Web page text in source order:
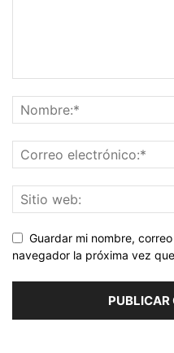
Guardar mi nombre,
navegador la próxima vez